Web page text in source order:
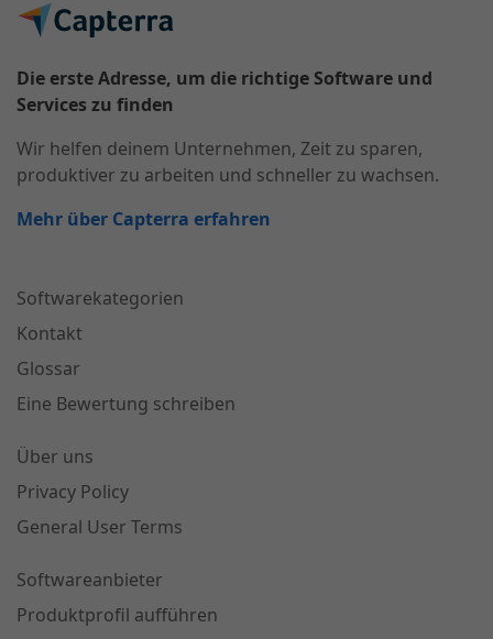
Die erste Adresse, um die richtige Software und
Services zu finden
Wir helfen deinem Unternehmen, Zeit zu sparen,
produktiver zu arbeiten und schneller zu wachsen.
Mehr über Capterra erfahren
Softwarekategorien
Kontakt
Glossar
Eine Bewertung schreiben
Über uns
Privacy Policy
General User Terms
Softwareanbieter
Produktprofil aufführen